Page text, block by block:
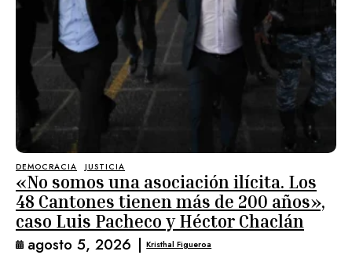
DEMOCRACIA JUSTICIA
«No somos una asociación ilícita. Los
48 Cantones tienen más de 200 años»,
caso Luis Pacheco y Héctor Chaclán
agosto 5, 2026 | Kristhal Figueroa